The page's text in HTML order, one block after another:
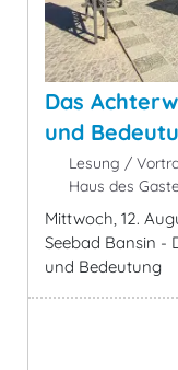
Das
und
Lesung /
Haus des
Mittwoch, 12.
Seebad Bansin -
und Bedeutung